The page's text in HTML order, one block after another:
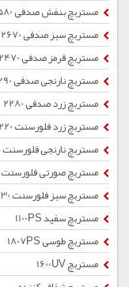
مستربچ بنفش صدفی 2580
مستربچ سبز صدفی 2670
مستربچ قرمز صدفی 2470
مستربچ نارنجی صدفی 2290
مستربچ زرد صدفی 2280
مستربچ زرد فلورسنت 1220
مستربچ نارنجی فلورسنت 1230
مستربچ صورتی فلورسنت 1320
مستربچ سبز فلورسنت 1630
مستربچ سفید 1100PS
مستربچ طوسی 1807PS
مستربچ 1600UV